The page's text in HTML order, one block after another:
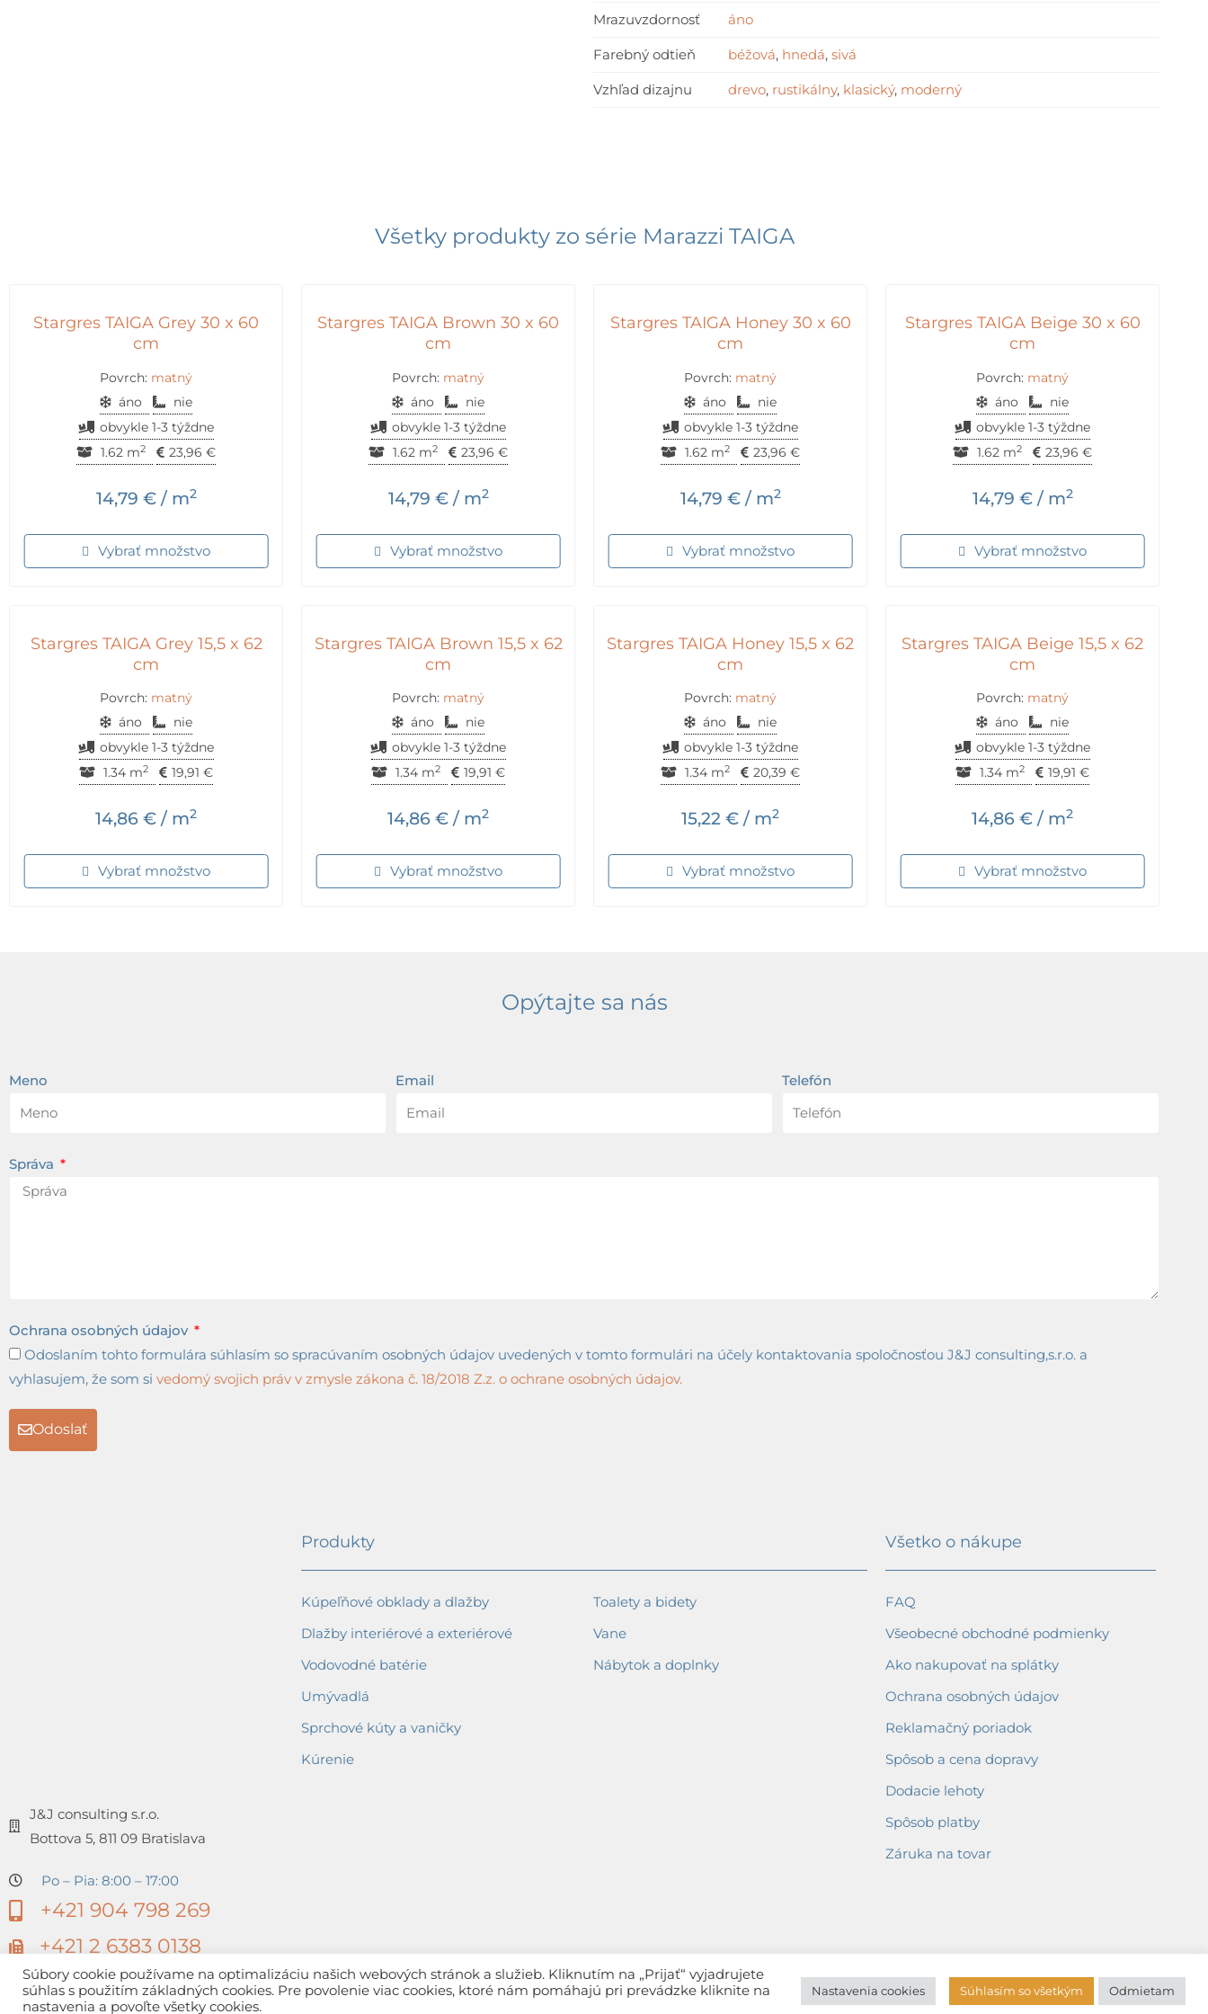
Mrazuvzdornosť áno
Farebný odtieň béžová, hnedá, sivá
Vzhľad dizajnu drevo, rustikálny, klasický, moderný
Všetky produkty zo série Marazzi TAIGA
Stargres TAIGA Grey 30 x 60
cm
Povrch: matný
áno
nie
obvykle 1-3 týždne
1.62 m2 23,96 €
14,79 €/ m2
Vybrať množstvo
Stargres TAIGA Brown 30 x 60
cm
Povrch: matný
áno
nie
obvykle 1-3 týždne
1.62 m2 23,96 €
14,79 €/ m2
Vybrať množstvo
Stargres TAIGA Honey 30 x 60
cm
Povrch: matný
áno
nie
obvykle 1-3 týždne
1.62 m2 23,96 €
14,79 €/ m2
Vybrať množstvo
Stargres TAIGA Beige 30 x 60
cm
Povrch: matný
áno
nie
obvykle 1-3 týždne
1.62 m2 23,96 €
14,79 €/ m2
Vybrať množstvo
Stargres TAIGA Grey 15,5 x 62
cm
Povrch: matný
áno
nie
obvykle 1-3 týždne
1.34 m2 19,91 €
14,86 € / m2
Vybrať množstvo
Stargres TAIGA Brown 15,5 x 62
cm
Povrch: matný
áno
nie
obvykle 1-3 týždne
1.34 m2 19,91 €
14,86 € / m2
Vybrať množstvo
Stargres TAIGA Honey 15,5 x 62
cm
Povrch: matný
áno
nie
obvykle 1-3 týždne
1.34 m2 20,39 €
15,22 € / m2
Vybrať množstvo
Stargres TAIGA Beige 15,5 x 62
cm
Povrch: matný
áno
nie
obvykle 1-3 týždne
1.34 m2 19,91 €
14,86 € / m2
Vybrať množstvo
Opýtajte sa nás
Meno Email Telefón
Správa
Ochrana osobných údajov
Odoslaním tohto formulára súhlasím so spracúvaním osobných údajov uvedených v tomto formulári na účely kontaktovania spoločnosťou J&J consulting,s.r.o. a
vyhlasujem, že som si vedomý svojich práv v zmysle zákona č. 18/2018 Z.z. o ochrane osobných údajov.
Odoslať
J&J consulting s.r.o.
Bottova 5, 811 09 Bratislava
Po – Pia: 8:00 – 17:00
+421 904 798 269
+421 2 6383 0138
Produkty
Kúpeľňové obklady a dlažby
Dlažby interiérové a exteriérové
Vodovodné batérie
Umývadlá
Sprchové kúty a vaničky
Kúrenie
Toalety a bidety
Vane
Nábytok a doplnky
Všetko o nákupe
FAQ
Všeobecné obchodné podmienky
Ako nakupovať na splátky
Ochrana osobných údajov
Reklamačný poriadok
Spôsob a cena dopravy
Dodacie lehoty
Spôsob platby
Záruka na tovar
Súbory cookie používame na optimalizáciu našich webových stránok a služieb. Kliknutím na „Prijať“ vyjadrujete
súhlas s použitím základných cookies. Pre povolenie viac cookies, ktoré nám pomáhajú pri prevádzke kliknite na
nastavenia a povoľte všetky cookies.
Nastavenia cookies Súhlasím so všetkým Odmietam